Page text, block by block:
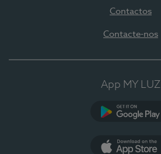
Contactos
Contacte-nos
App MY LUZ